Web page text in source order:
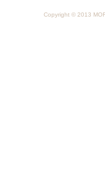
Copyright © 2013